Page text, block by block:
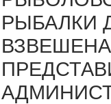
РЫБАЛКИ
ВЗВЕШЕНА